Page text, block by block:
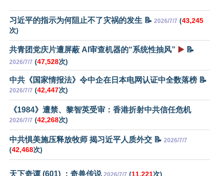
习近平的指示为何阻止不了灾祸的发生 📝 2026/7/7 (43,245
次)
共青团党庆片遭屏蔽 AI审查机器的“系统性抽风” ▶️ 📝
2026/7/7 (47,528次)
中共《国家情报法》令中企在日本电网认证中全数落榜 📝
2026/7/7 (42,447次)
《1984》遭禁、黎智英受审：香港折射中共信任危机
2026/7/7 (42,268次)
中共惧美施压释放牧师 揭习近平人质外交 📝 2026/7/7
(42,468次)
天下奇谭 (601) ：奇兽传说 2026/7/7 (11,221次)